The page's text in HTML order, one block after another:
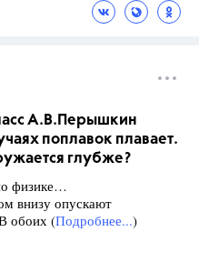
А.В.Перышкин
поплавок плавает.
глубже?
физике…
внизу опускают
обоих (Подробнее...)